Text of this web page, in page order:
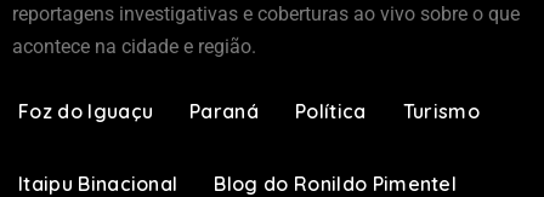
reportagens investigativas e coberturas ao vivo sobre o que
acontece na cidade e região.
Foz do Iguaçu Paraná Política Turismo
Itaipu Binacional Blog do Ronildo Pimentel